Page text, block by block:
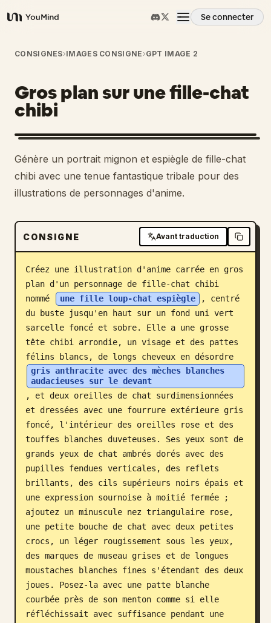
YouMind
Se connecter
Aperçu
Cas d'usage
Compétences
Invites
Télécharger
Blog
Mises à jour
CONSIGNES›IMAGES CONSIGNE ›GPT IMAGE 2
Gros plan sur une fille-chat
chibi
Génère un portrait mignon et espiègle de fille-chat
chibi avec une tenue fantastique tribale pour des
illustrations de personnages d'anime.
CONSIGNE Avant traduction
Créez une illustration d'anime carrée en gros
plan d'un personnage de fille-chat chibi
nommé
une fille loup-chat espiègle
, centré
du buste jusqu'en haut sur un fond uni vert
sarcelle foncé et sobre. Elle a une grosse
tête chibi arrondie, un visage et des pattes
félins blancs, de longs cheveux en désordre
gris anthracite avec des mèches blanches
audacieuses sur le devant
, et deux oreilles de chat surdimensionnées
et dressées avec une fourrure extérieure gris
foncé, l'intérieur des oreilles rose et des
touffes blanches duveteuses. Ses yeux sont de
grands yeux de chat ambrés dorés avec des
pupilles fendues verticales, des reflets
brillants, des cils supérieurs noirs épais et
une expression sournoise à moitié fermée ;
ajoutez un minuscule nez triangulaire rose,
une petite bouche de chat avec deux petites
crocs, un léger rougissement sous les yeux,
des marques de museau grises et de longues
moustaches blanches fines s'étendant des deux
joues. Posez-la avec une patte blanche
courbée près de son menton comme si elle
réfléchissait avec suffisance pendant une